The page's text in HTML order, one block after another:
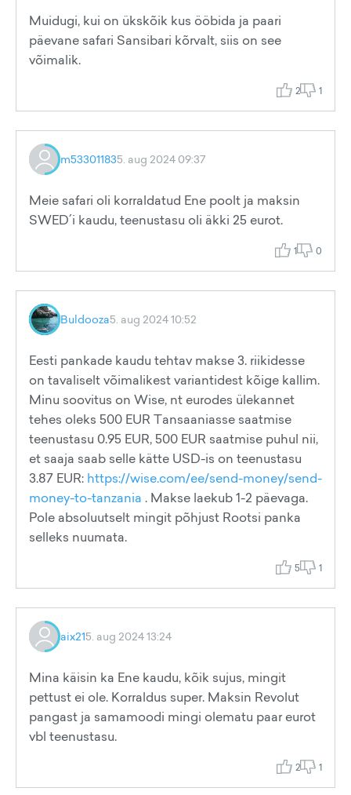
Muidugi, kui on ükskõik kus ööbida ja paari
päevane safari Sansibari kõrvalt, siis on see
võimalik.
2 1
m533011835. aug 2024 09:37
Meie safari oli korraldatud Ene poolt ja maksin
SWED´i kaudu, teenustasu oli äkki 25 eurot.
1 0
Buldooza5. aug 2024 10:52
Eesti pankade kaudu tehtav makse 3. riikidesse
on tavaliselt võimalikest variantidest kõige kallim.
Minu soovitus on Wise, nt eurodes ülekannet
tehes oleks 500 EUR Tansaaniasse saatmise
teenustasu 0.95 EUR, 500 EUR saatmise puhul nii,
et saaja saab selle kätte USD-is on teenustasu
3.87 EUR: https://wise.com/ee/send-money/send-
money-to-tanzania . Makse laekub 1-2 päevaga.
Pole absoluutselt mingit põhjust Rootsi panka
selleks nuumata.
5 1
aix215. aug 2024 13:24
Mina käisin ka Ene kaudu, kõik sujus, mingit
pettust ei ole. Korraldus super. Maksin Revolut
pangast ja samamoodi mingi olematu paar eurot
vbl teenustasu.
2 1